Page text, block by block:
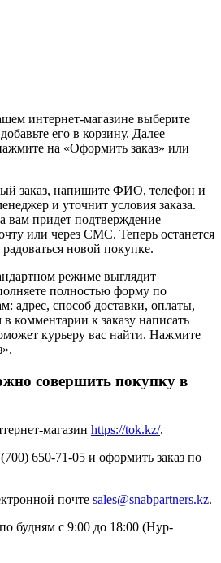
интернет-магазине выберите
его в корзину. Далее
на «Оформить заказ» или
заказ, напишите ФИО, телефон и
и уточнит условия заказа.
вам придет подтверждение
или через СМС. Теперь останется
новой покупке.
режиме выглядит
полностью форму по
адрес, способ доставки, оплаты,
комментарии к заказу написать
курьеру вас найти. Нажмите
совершить покупку в
магазин https://tok.kz/.
650-71-05 и оформить заказ по
почте sales@snabpartners.kz.
будням с 9:00 до 18:00 (Нур-